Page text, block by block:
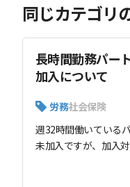
同じカテゴリ
長時間勤務パー
加入について
労務社会保険
週32時間働いている
未加入ですが、加入